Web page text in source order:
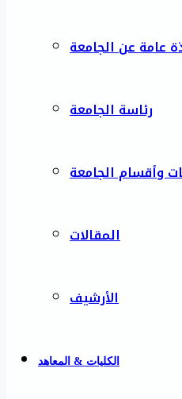
عامة عن الجامعة
رئاسة الجامعة
وأقسام الجامعة
المقالات
الأرشيف
الكليات & المعاهد